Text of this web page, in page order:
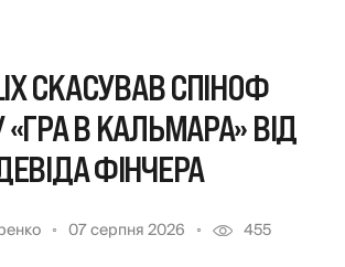
СКАСУВАВ СПІНОФ
«ГРА В КАЛЬМАРА» ВІД
ФІНЧЕРА
07 серпня 2026 455